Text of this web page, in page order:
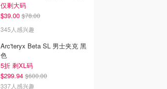
仅剩大码
$39.00 $78.00
345人感兴趣
Arc'teryx Beta SL 男士夹克 黑
色
5折 剩XL码
$299.94 $600.00
337人感兴趣